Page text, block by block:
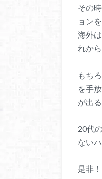
その
ョン
海外
れか
もち
を手
が出
20代
ない
是非